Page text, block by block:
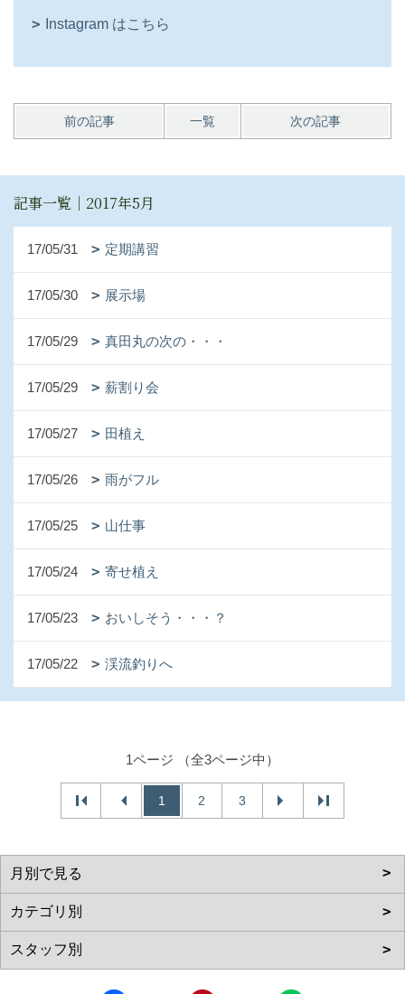
Instagram はこちら
前の記事 一覧 次の記事
記事一覧｜2017年5月
17/05/31 定期講習
17/05/30 展示場
17/05/29 真田丸の次の・・・
17/05/29 薪割り会
17/05/27 田植え
17/05/26 雨がフル
17/05/25 山仕事
17/05/24 寄せ植え
17/05/23 おいしそう・・・？
17/05/22 渓流釣りへ
1ページ （全3ページ中）
1 2 3